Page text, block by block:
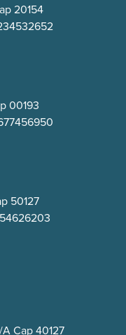
20154
00193
50127
Cap 40127